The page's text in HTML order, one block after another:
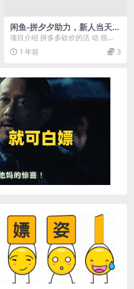
闲鱼-拼夕夕助力，新人当天开
单，利润百分之八十，只需要
你会复制粘贴，日入3000+
项目介绍 拼多多砍价的活 动 很
多， 而且很多人喜 欢 去砍一刀，
亲 戚朋友都...
1 年前 3